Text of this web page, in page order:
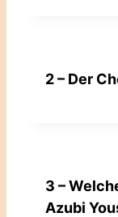
2 – Der
3 –
Azubi